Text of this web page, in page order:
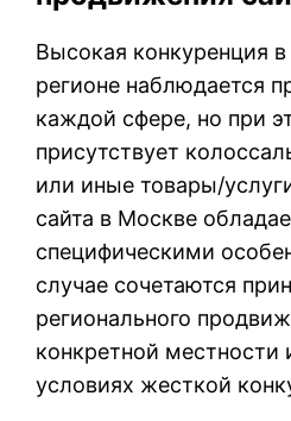
Высокая конкуренция
регионе наблюдается
каждой сфере, но при
присутствует
или иные товары/
сайта в Москве
специфическими
случае сочетаются
регионального
конкретной местности
условиях жесткой